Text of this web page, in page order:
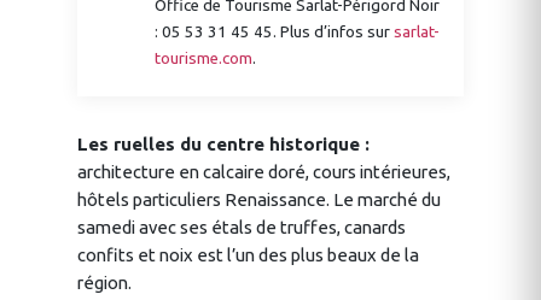
Office de Tourisme Sarlat-Périgord Noir
: 05 53 31 45 45. Plus d’infos sur sarlat-
tourisme.com.
Les ruelles du centre historique :
architecture en calcaire doré, cours intérieures,
hôtels particuliers Renaissance. Le marché du
samedi avec ses étals de truffes, canards
confits et noix est l’un des plus beaux de la
région.